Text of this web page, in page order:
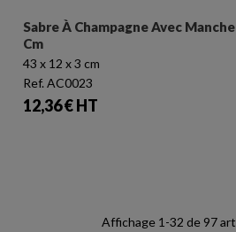
Sabre À Champagne Avec
Cm
43 x 12 x 3 cm
Ref. AC0023
Prix
12,36 € HT
Affichage 1-32 de 97